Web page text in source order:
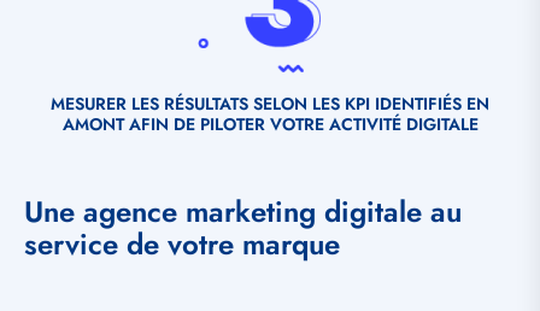
MESURER LES RÉSULTATS SELON LES KPI IDENTIFIÉS EN
AMONT AFIN DE PILOTER VOTRE ACTIVITÉ DIGITALE
Une agence marketing digitale au
service de votre marque